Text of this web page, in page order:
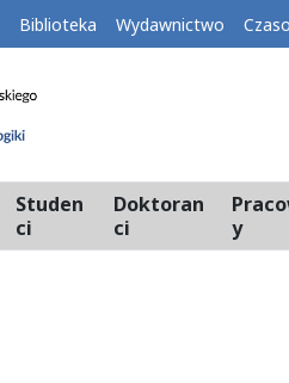
Biblioteka Wydawnictwo
Studen
ci
Doktoran
ci
y